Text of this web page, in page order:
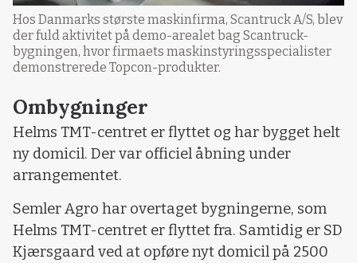
Hos Danmarks største maskinfirma, Scantruck A/S, blev
der fuld aktivitet på demo-arealet bag Scantruck-
bygningen, hvor firmaets maskinstyringsspecialister
demonstrerede Topcon-produkter.
Ombygninger
Helms TMT-centret er flyttet og har bygget helt
ny domicil. Der var officiel åbning under
arrangementet.
Semler Agro har overtaget bygningerne, som
Helms TMT-centret er flyttet fra. Samtidig er SD
Kjærsgaard ved at opføre nyt domicil på 2500